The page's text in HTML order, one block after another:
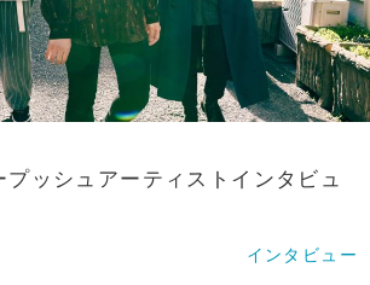
ッシュアーティストインタビュ
インタビュー